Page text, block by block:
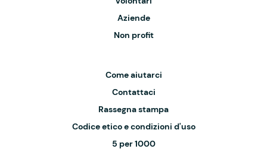
Aziende
Non profit
Come aiutarci
Contattaci
Rassegna stampa
Codice etico e condizioni d'uso
5 per 1000